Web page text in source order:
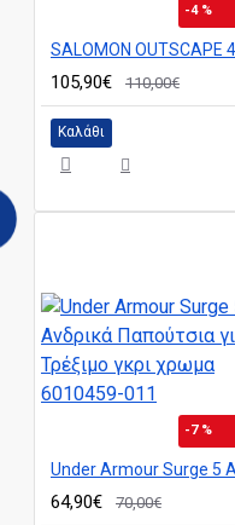
-4 %
105,90€ 110,00€
Καλάθι
-7 %
64,90€ 70,00€